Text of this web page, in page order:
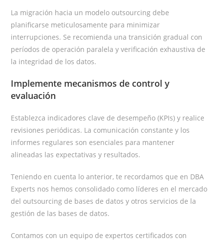
La migración hacia un modelo outsourcing debe
planificarse meticulosamente para minimizar
interrupciones. Se recomienda una transición gradual con
períodos de operación paralela y verificación exhaustiva de
la integridad de los datos.
Implemente mecanismos de control y
evaluación
Establezca indicadores clave de desempeño (KPIs) y realice
revisiones periódicas. La comunicación constante y los
informes regulares son esenciales para mantener
alineadas las expectativas y resultados.
Teniendo en cuenta lo anterior, te recordamos que en DBA
Experts nos hemos consolidado como líderes en el mercado
del outsourcing de bases de datos y otros servicios de la
gestión de las bases de datos.
Contamos con un equipo de expertos certificados con